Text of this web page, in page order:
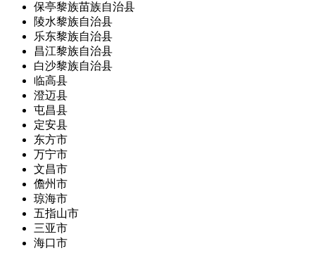
保亭黎族苗族自治县
陵水黎族自治县
乐东黎族自治县
昌江黎族自治县
白沙黎族自治县
临高县
澄迈县
屯昌县
定安县
东方市
万宁市
文昌市
儋州市
琼海市
五指山市
三亚市
海口市